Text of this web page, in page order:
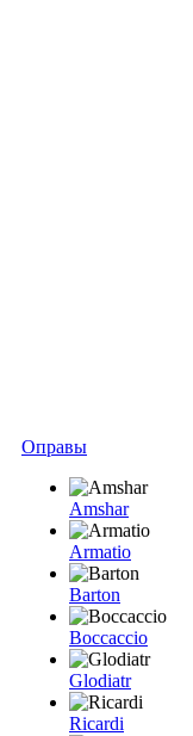
Оправы
Amshar
Armatio
Barton
Boccaccio
Glodiatr
Ricardi